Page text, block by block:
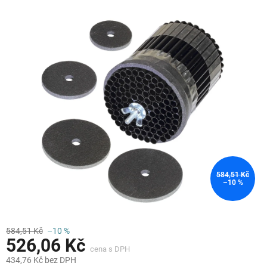
584,51 Kč
–10 %
584,51 Kč –10 %
526,06 Kč
434,76 Kč bez DPH